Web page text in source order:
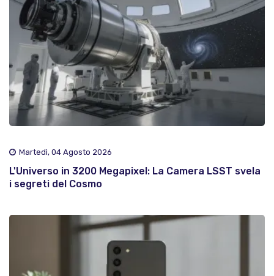
Martedì, 04 Agosto 2026
L'Universo in 3200 Megapixel: La Camera LSST svela
i segreti del Cosmo